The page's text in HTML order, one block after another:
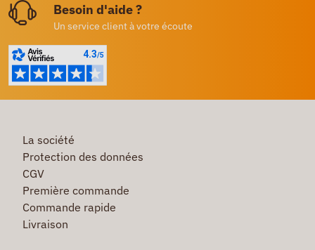
Besoin d'aide ?
Un service client à votre écoute
La société
Protection des données
CGV
Première commande
Commande rapide
Livraison